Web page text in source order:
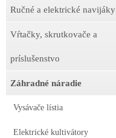
Ručné a elektrické navijáky
Vŕtačky, skrutkovače a
príslušenstvo
Záhradné náradie
Vysávače lístia
Elektrické kultivátory